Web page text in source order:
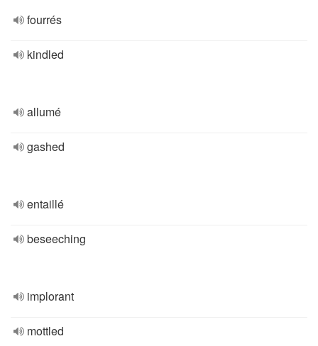
fourrés
kindled
allumé
gashed
entaillé
beseeching
implorant
mottled